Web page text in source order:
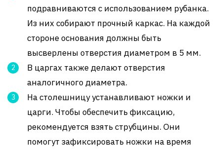
подравниваются с использованием рубанка.
Из них собирают прочный каркас. На каждой
стороне основания должны быть
высверлены отверстия диаметром в 5 мм.
В царгах также делают отверстия
аналогичного диаметра.
На столешницу устанавливают ножки и
царги. Чтобы обеспечить фиксацию,
рекомендуется взять струбцины. Они
помогут зафиксировать ножки на время